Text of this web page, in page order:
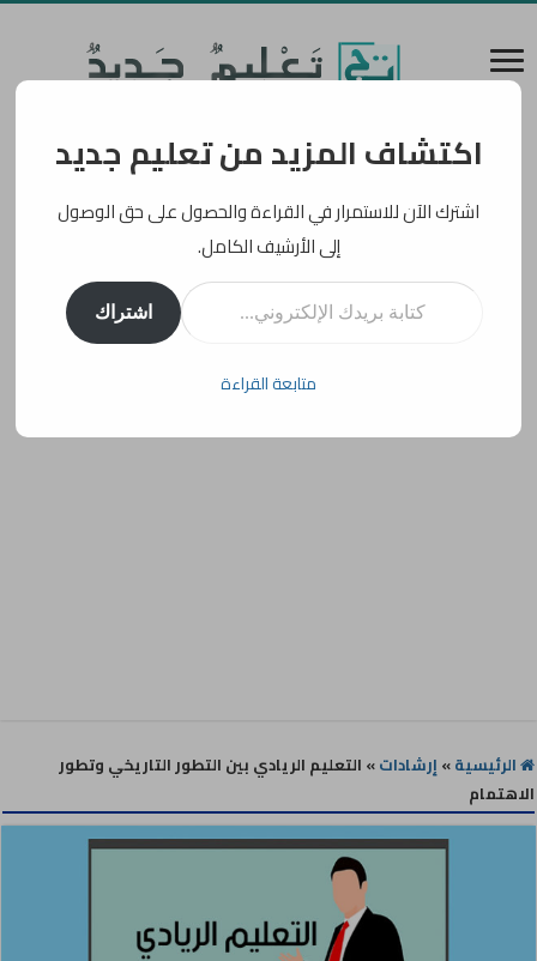
الرئيسية» إرشادات» التعليم الريادي بين التطور التاريخي وتطور
الاهتمام
اكتشاف المزيد من تعليم جديد
اشترك الآن للاستمرار في القراءة والحصول على حق الوصول
إلى الأرشيف الكامل.
كتابة بريدك الإلكتروني...
اشتراك
متابعة القراءة